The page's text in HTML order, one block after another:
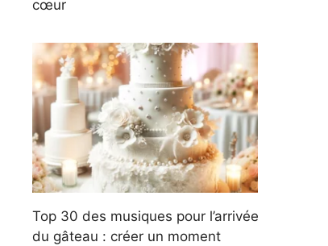
cœur
Top 30 des musiques pour l’arrivée
du gâteau : créer un moment